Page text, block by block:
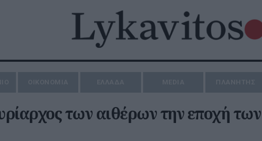
των αιθέρων την εποχή των